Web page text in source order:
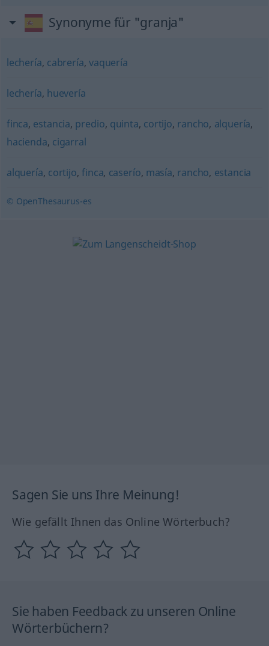
Synonyme für "granja"
lechería, cabrería, vaquería
lechería, huevería
finca, estancia, predio, quinta, cortijo, rancho, alquería,
hacienda, cigarral
alquería, cortijo,finca, caserío, masía, rancho, estancia
© OpenThesaurus-es
Sagen Sie uns Ihre Meinung!
Wie gefällt Ihnen das Online Wörterbuch?
Sie haben Feedback zu unseren Online
Wörterbüchern?